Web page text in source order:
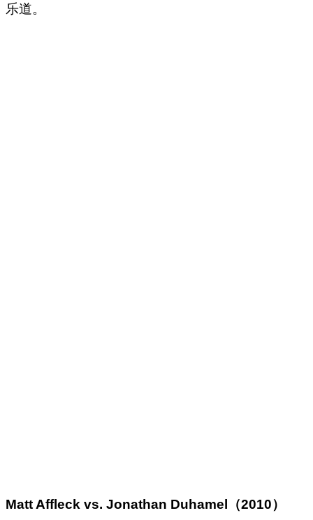
乐道。
Matt Affleck vs. Jonathan Duhamel （2010）